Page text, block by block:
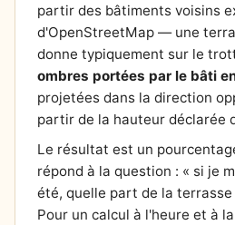
partir des bâtiments voisins
d'OpenStreetMap — une
donne typiquement sur le
ombres portées par le bâti
projetées dans la direction
partir de la hauteur déclarée
Le résultat est un
répond à la question : « si je
été, quelle part de la terrasse
Pour un calcul à l'heure et à